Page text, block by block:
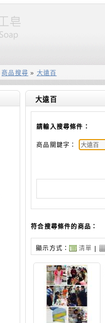
商品搜尋 » 大遠百
大遠百
請輸入搜尋條件：
商品關鍵字：
符合搜尋條件的商品：
顯示方式： 清單 |